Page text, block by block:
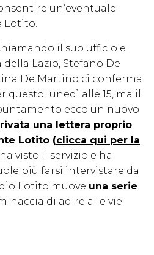
un’eventuale
Lotito.
il suo ufficio e
Lazio, Stefano De
De Martino ci conferma
lunedì alle 15, ma il
ecco un nuovo
una lettera proprio
Lotito (clicca qui per la
visto il servizio e ha
più farsi intervistare da
Lotito muove una serie
di adire alle vie